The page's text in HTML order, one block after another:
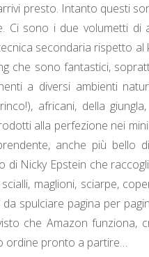
presto. Intanto questi
sono i due volumetti di
secondaria rispetto al
che sono fantastici,
a diversi ambienti
africani, della
alla perfezione nei
anche più bello
di Nicky Epstein che
maglioni, sciarpe,
spulciare pagina per
che Amazon funziona,
ordine pronto a partire…